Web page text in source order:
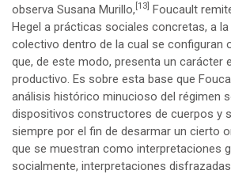
observa Susana Murillo, [13] Foucault
Hegel a prácticas sociales concretas, a
colectivo dentro de la cual se configuran
que, de este modo, presenta un carácter
productivo. Es sobre esta base que
análisis histórico minucioso del régimen
dispositivos constructores de cuerpos y
siempre por el fin de desarmar un cierto
que se muestran como interpretaciones
socialmente, interpretaciones